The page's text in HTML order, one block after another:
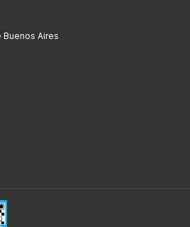
Buenos Aires